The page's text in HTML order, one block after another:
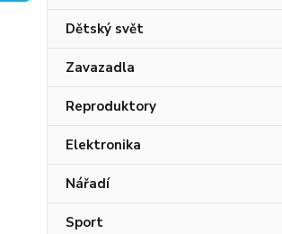
Dětský svět
Zavazadla
Reproduktory
Elektronika
Nářadí
Sport